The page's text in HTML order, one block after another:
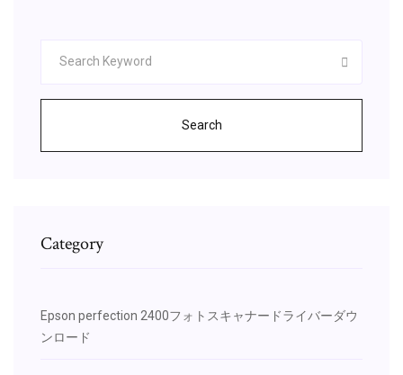
Search
Category
Epson perfection 2400フォトスキャナードライバーダウ
ンロード